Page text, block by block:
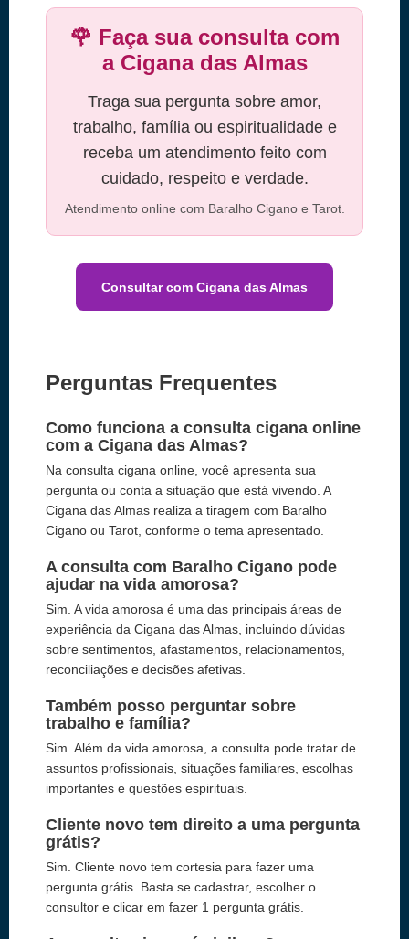
🌹 Faça sua consulta com
a Cigana das Almas
Traga sua pergunta sobre amor,
trabalho, família ou espiritualidade e
receba um atendimento feito com
cuidado, respeito e verdade.
Atendimento online com Baralho Cigano e Tarot.
Consultar com Cigana das Almas
Perguntas Frequentes
Como funciona a consulta cigana online
com a Cigana das Almas?
Na consulta cigana online, você apresenta sua
pergunta ou conta a situação que está vivendo. A
Cigana das Almas realiza a tiragem com Baralho
Cigano ou Tarot, conforme o tema apresentado.
A consulta com Baralho Cigano pode
ajudar na vida amorosa?
Sim. A vida amorosa é uma das principais áreas de
experiência da Cigana das Almas, incluindo dúvidas
sobre sentimentos, afastamentos, relacionamentos,
reconciliações e decisões afetivas.
Também posso perguntar sobre
trabalho e família?
Sim. Além da vida amorosa, a consulta pode tratar de
assuntos profissionais, situações familiares, escolhas
importantes e questões espirituais.
Cliente novo tem direito a uma pergunta
grátis?
Sim. Cliente novo tem cortesia para fazer uma
pergunta grátis. Basta se cadastrar, escolher o
consultor e clicar em fazer 1 pergunta grátis.